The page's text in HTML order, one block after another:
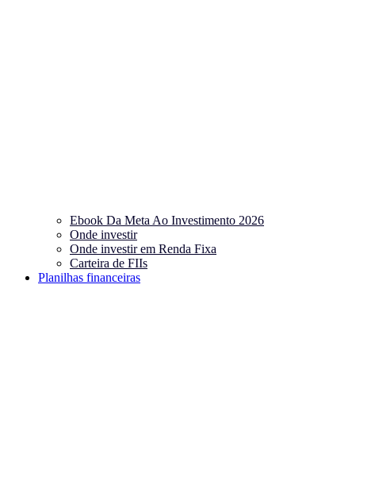
Ebook Da Meta Ao Investimento 2026
Onde investir
Onde investir em Renda Fixa
Carteira de FIIs
Planilhas financeiras